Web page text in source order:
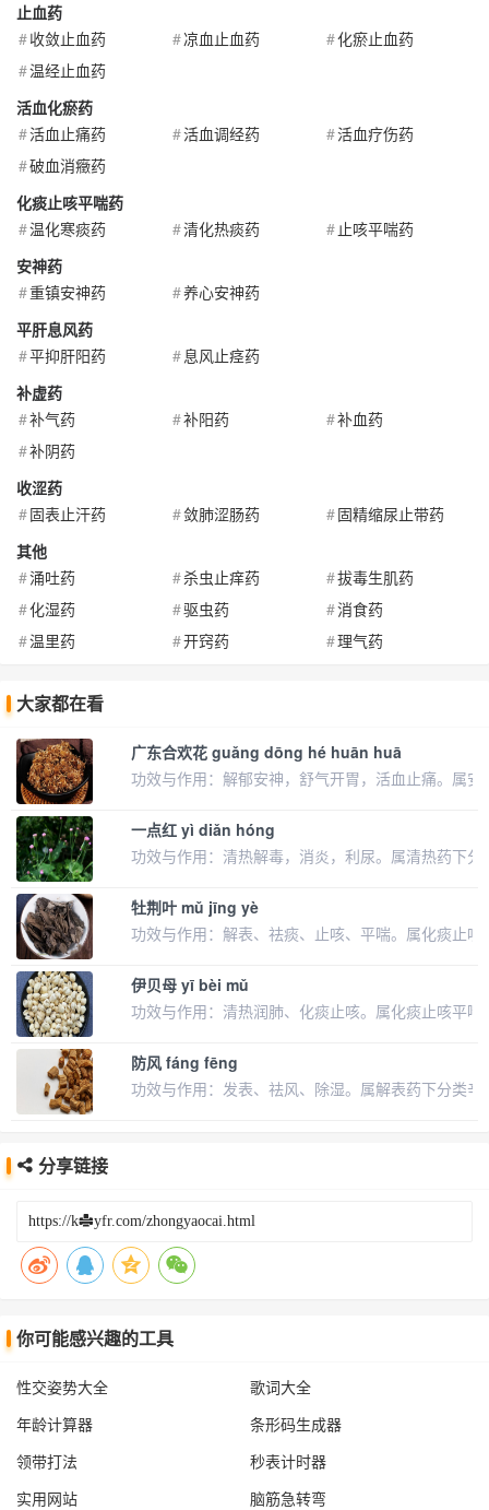
止血药
收敛止血药
凉血止血药
化瘀止血药
温经止血药
活血化瘀药
活血止痛药
活血调经药
活血疗伤药
破血消癥药
化痰止咳平喘药
温化寒痰药
清化热痰药
止咳平喘药
安神药
重镇安神药
养心安神药
平肝息风药
平抑肝阳药
息风止痉药
补虚药
补气药
补阳药
补血药
补阴药
收涩药
固表止汗药
敛肺涩肠药
固精缩尿止带药
其他
涌吐药
杀虫止痒药
拔毒生肌药
化湿药
驱虫药
消食药
温里药
开窍药 理气药
大家都在看
广东合欢花 guǎng dōng hé huān huā
功效与作用：解郁安神，舒气开胃，活血止痛。属
一点红 yì diǎn hóng
功效与作用：清热解毒，消炎，利尿。属清热药下分
牡荆叶 mǔ jīng yè
功效与作用：解表、祛痰、止咳、平喘。属化痰止
伊贝母 yī bèi mǔ
功效与作用：清热润肺、化痰止咳。属化痰止咳平
防风 fáng fēng
功效与作用：发表、祛风、除湿。属解表药下分类辛
分享链接
你可能感兴趣的工具
性交姿势大全
歌词大全
年龄计算器
条形码生成器
领带打法
秒表计时器
实用网站
脑筋急转弯